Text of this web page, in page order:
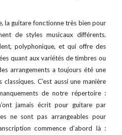
la guitare fonctionne très bien pour
de styles musicaux différents.
polyphonique, et qui offre des
quant aux variétés de timbres ou
arrangements a toujours été une
C’est aussi une manière
de notre répertoire :
jamais écrit pour guitare par
ne sont pas arrangeables pour
commence d’abord là :